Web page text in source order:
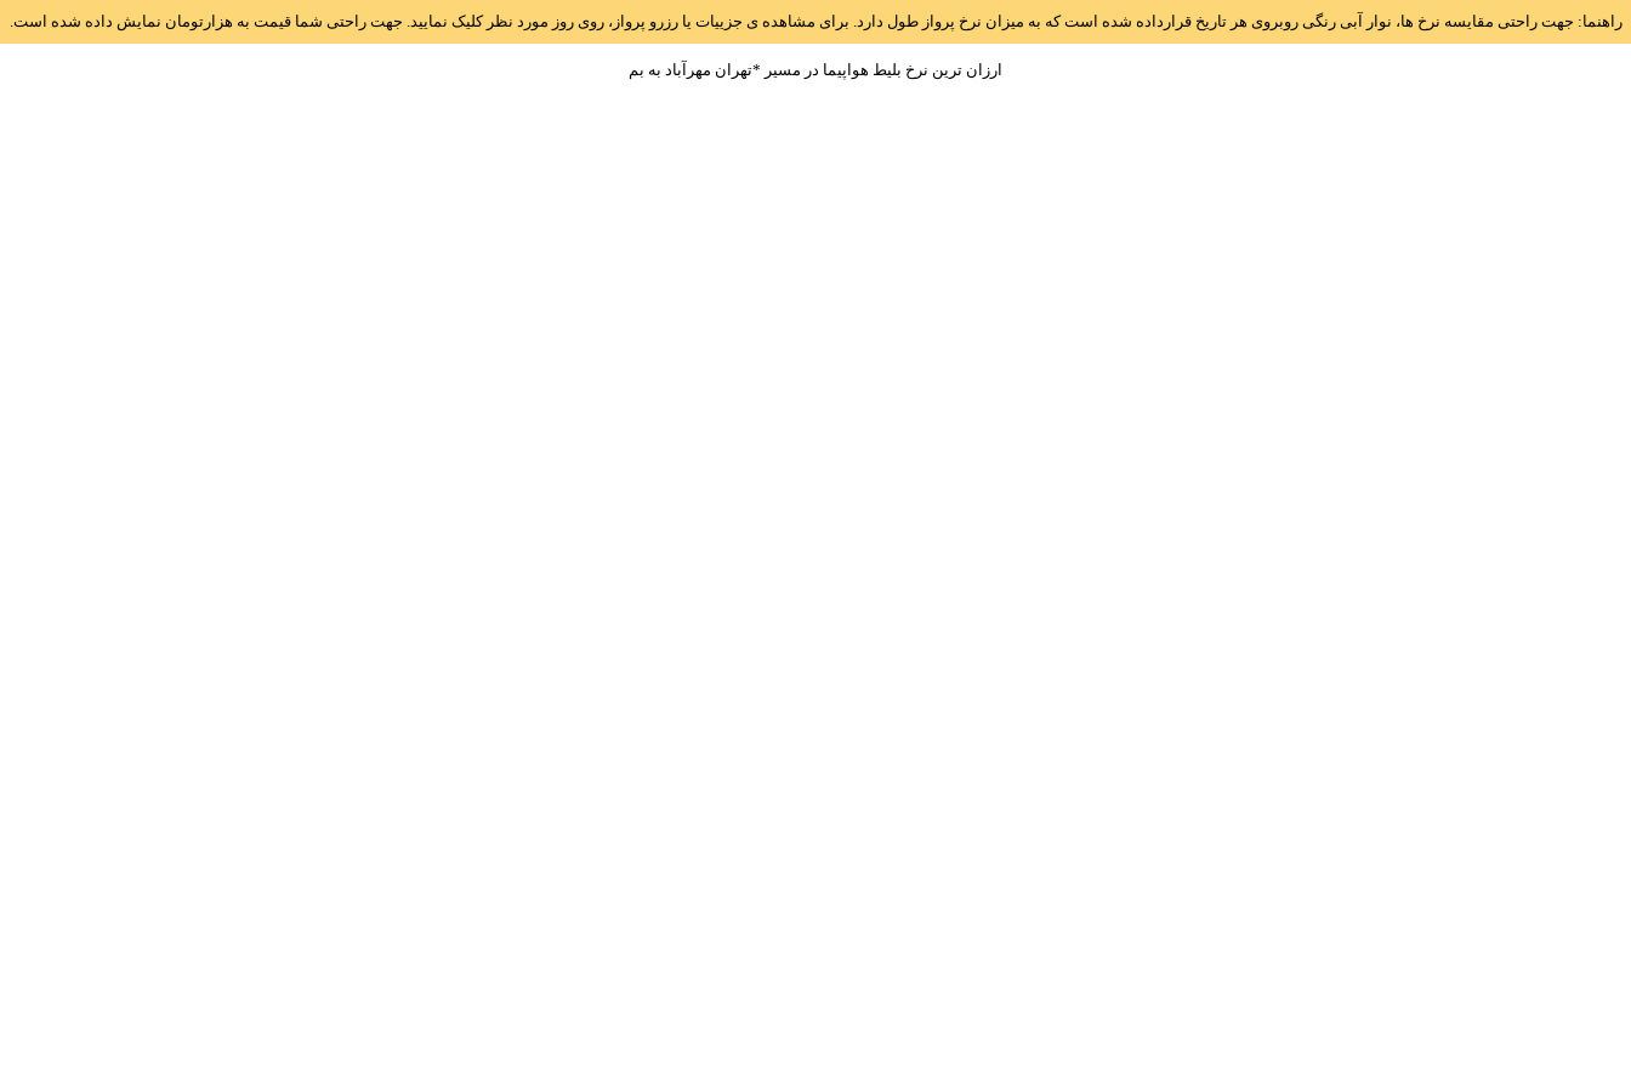
راهنما: جهت راحتی مقایسه نرخ ها، نوار آبی رنگی روبروی هر تاریخ قرارداده شده است که به میزان نرخ پرواز طول دارد. برای مشاهده ی جزییات یا رزرو پرواز، روی روز مورد نظر کلیک نمایید. جهت راحتی شما قیمت به هزارتومان نمایش داده شده است.
ارزان ترین نرخ بلیط هواپیما در مسیر *تهران مهرآباد به بم